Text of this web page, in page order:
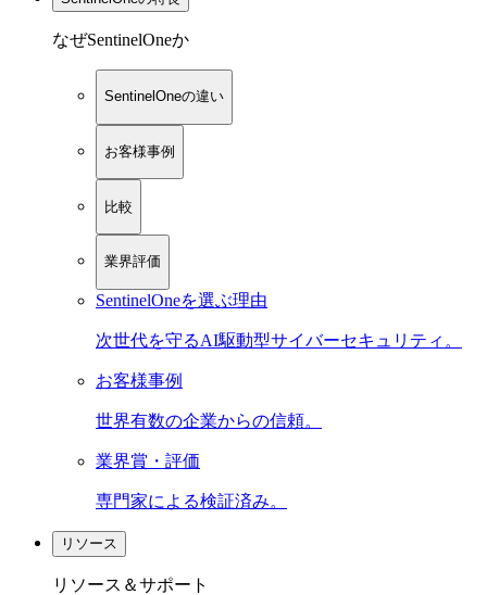
なぜSentinelOneか
SentinelOneの違い
お客様事例
比較
業界評価
SentinelOneを選ぶ理由
次世代を守るAI駆動型サイバーセキュリティ。
お客様事例
世界有数の企業からの信頼。
業界賞・評価
専門家による検証済み。
リソース
リソース＆サポート